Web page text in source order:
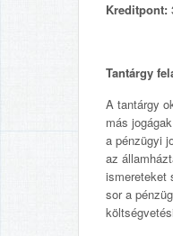
Kreditpont:
Tantárgy
A tantárgy
más
a pénzügyi
az
ismereteket
sor a